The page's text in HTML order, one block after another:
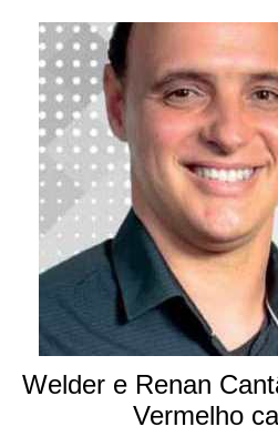
Welder e Renan
Vermelho